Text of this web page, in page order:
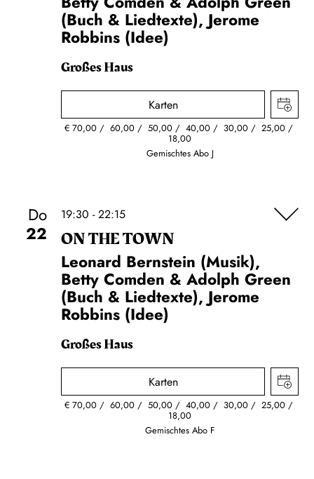
(Buch & Liedtexte), Jerome
Robbins (Idee)
Großes Haus
Karten
€ 70,00 60,00 50,00 40,00 30,00 25,00
18,00
Gemischtes Abo J
Do
22
19:30 - 22:15
ON THE TOWN
Leonard Bernstein (Musik),
Betty Comden & Adolph Green
(Buch & Liedtexte), Jerome
Robbins (Idee)
Großes Haus
Karten
€ 70,00 60,00 50,00 40,00 30,00 25,00
18,00
Gemischtes Abo F